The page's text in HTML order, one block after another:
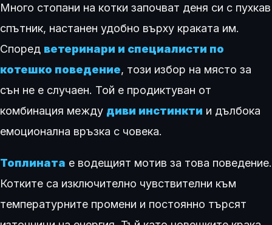
Много стопани на котки започват деня си с пухкав
спътник, настанен удобно върху краката им.
Според ветеринари и специалисти по
котешко поведение, този избор на място за
сън не е случаен. Той е продиктуван от
комбинация между диви инстинкти и дълбока
емоционална връзка с човека.
Топлината е водещият мотив за това поведение.
Котките са изключително чувствителни към
температурните промени и постоянно търсят